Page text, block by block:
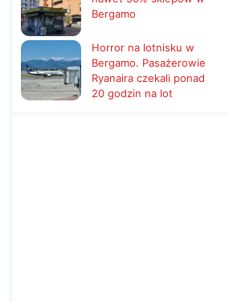
Bergamo
Horror na lotnisku w
Bergamo. Pasażerowie
Ryanaira czekali ponad
20 godzin na lot